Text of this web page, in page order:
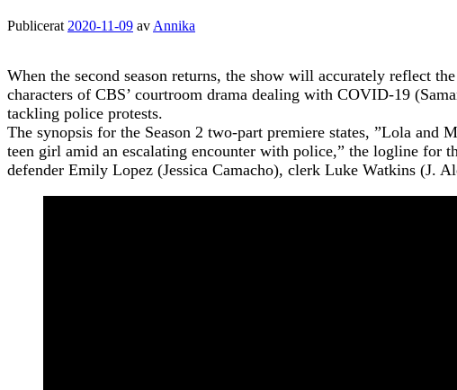
Publicerat 2020-11-09 av Annika
When the second season returns, the show will accurately reflect
characters of CBS’ courtroom drama dealing with COVID-19
tackling police protests.
The synopsis for the Season 2 two-part premiere states, ”Lola
teen girl amid an escalating encounter with police,” the logline for
defender Emily Lopez (Jessica Camacho), clerk Luke Watkins (J.